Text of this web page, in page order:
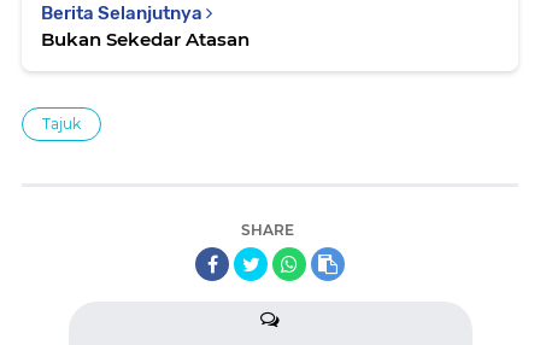
Berita Selanjutnya
Bukan Sekedar Atasan
Tajuk
SHARE